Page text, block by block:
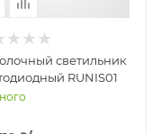
светильник
RUNIS01